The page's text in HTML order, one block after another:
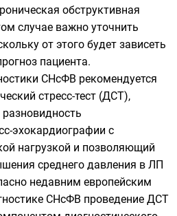
обструктивная
случае важно уточнить
от этого будет зависеть
пациента.
СНсФВ рекомендуется
стресс-тест (ДСТ),
эхокардиографии с
нагрузкой и позволяющий
среднего давления в ЛП
недавним европейским
СНсФВ проведение ДСТ